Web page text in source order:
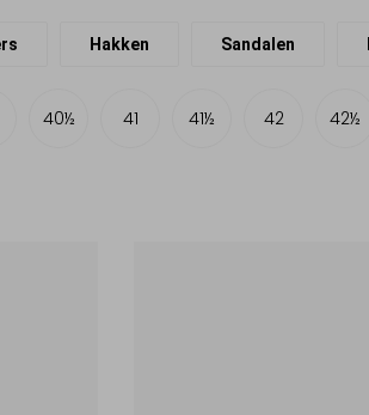
Hakken Sandalen
40½ 41 41½ 42 42½